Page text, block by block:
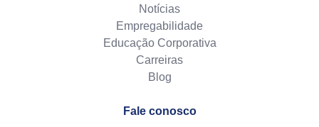
Notícias
Empregabilidade
Educação Corporativa
Carreiras
Blog
Fale conosco